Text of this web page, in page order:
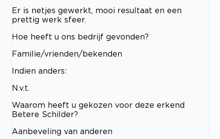
Er is netjes gewerkt, mooi resultaat en een
prettig werk sfeer.
Hoe heeft u ons bedrijf gevonden?
Familie/vrienden/bekenden
Indien anders:
N.v.t.
Waarom heeft u gekozen voor deze erkend
Betere Schilder?
Aanbeveling van anderen